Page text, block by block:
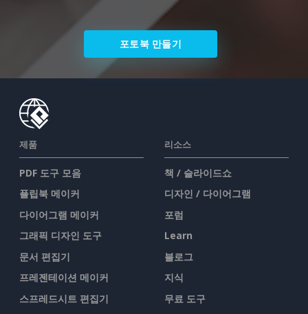
포토북 만들기
제품
PDF 도구 모음
플립북 메이커
다이어그램 메이커
그래픽 디자인 도구
문서 편집기
프레젠테이션 메이커
스프레드시트 편집기
리소스
책 / 슬라이드쇼
디자인 / 다이어그램
포럼
Learn
블로그
지식
무료 도구